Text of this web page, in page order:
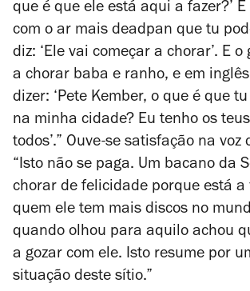
que é que ele está aqui a fazer?’
com o ar mais deadpan que tu
diz: ‘Ele vai começar a chorar’. E o
a chorar baba e ranho, e em
dizer: ‘Pete Kember, o que é que
na minha cidade? Eu tenho os
todos’.” Ouve-se satisfação na voz
“Isto não se paga. Um bacano da
chorar de felicidade porque está a
quem ele tem mais discos no
quando olhou para aquilo achou
a gozar com ele. Isto resume por
situação deste sítio.”